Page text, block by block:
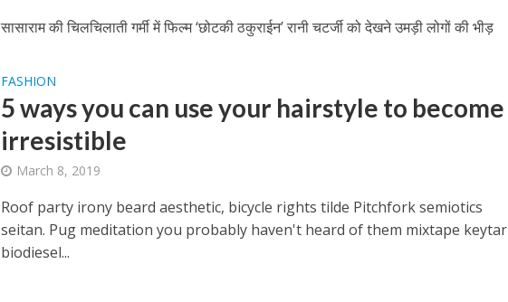
सासाराम की चिलचिलाती गर्मी में फिल्‍म ‘छोटकी ठकुराईन’ रानी चटर्जी को देखने उमड़ी लोगों की भीड़
FASHION
5 ways you can use your hairstyle to become
irresistible
March 8, 2019
Roof party irony beard aesthetic, bicycle rights tilde Pitchfork semiotics
seitan. Pug meditation you probably haven't heard of them mixtape keytar
biodiesel...